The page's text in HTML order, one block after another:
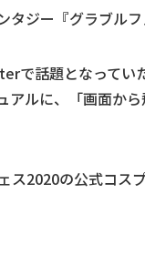
タジー『グラブル
で話題となってい
アルに、「画面か
ス2020の公式コス